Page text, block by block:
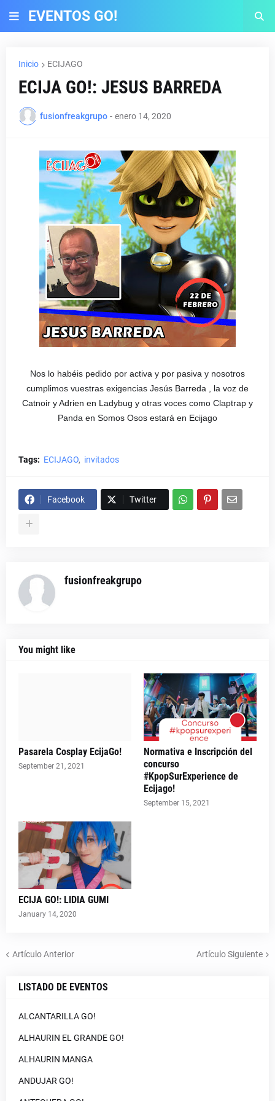
EVENTOS GO!
Inicio ECIJAGO
ECIJA GO!: JESUS BARREDA
fusionfreakgrupo - enero 14, 2020
Nos lo habéis pedido por activa y por pasiva y nosotros
cumplimos vuestras exigencias Jesús Barreda , la voz de
Catnoir y Adrien en Ladybug y otras voces como Claptrap y
Panda en Somos Osos estará en Ecijago
Tags: ECIJAGO invitados
Facebook Twitter
fusionfreakgrupo
You might like
Pasarela Cosplay EcijaGo!
September 21, 2021
Normativa e Inscripción del
concurso
#KpopSurExperience de
Ecijago!
September 15, 2021
ECIJA GO!: LIDIA GUMI
January 14, 2020
Artículo Anterior Artículo Siguiente
LISTADO DE EVENTOS
ALCANTARILLA GO!
ALHAURIN EL GRANDE GO!
ALHAURIN MANGA
ANDUJAR GO!